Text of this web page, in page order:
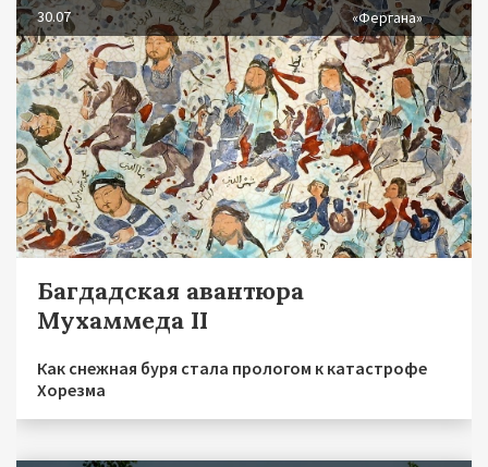
30.07 «Фергана»
Багдадская авантюра
Мухаммеда II
Как снежная буря стала прологом к катастрофе
Хорезма